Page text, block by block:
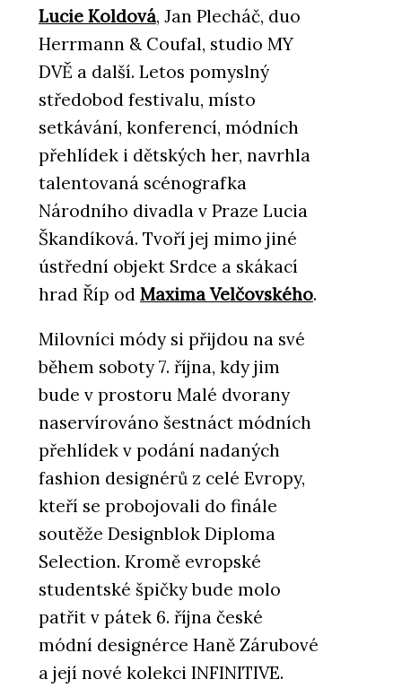
Lucie Koldová, Jan Plecháč, duo
Herrmann & Coufal, studio MY
DVĚ a další. Letos pomyslný
středobod festivalu, místo
setkávání, konferencí, módních
přehlídek i dětských her, navrhla
talentovaná scénografka
Národního divadla v Praze Lucia
Škandíková. Tvoří jej mimo jiné
ústřední objekt Srdce a skákací
hrad Říp od Maxima Velčovského.
Milovníci módy si přijdou na své
během soboty 7. října, kdy jim
bude v prostoru Malé dvorany
naservírováno šestnáct módních
přehlídek v podání nadaných
fashion designérů z celé Evropy,
kteří se probojovali do finále
soutěže Designblok Diploma
Selection. Kromě evropské
studentské špičky bude molo
patřit v pátek 6. října české
módní designérce Haně Zárubové
a její nové kolekci INFINITIVE.